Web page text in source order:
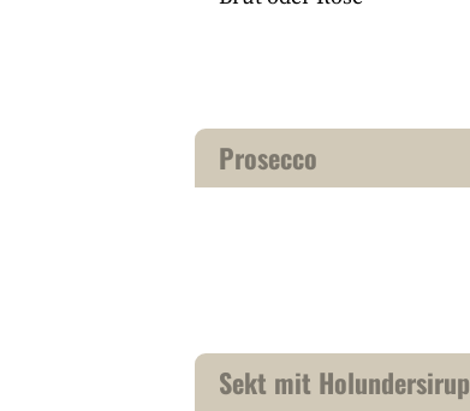
Prosecco
Sekt mit Holundersirup